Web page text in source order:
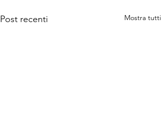
Post recenti Mostra tutti